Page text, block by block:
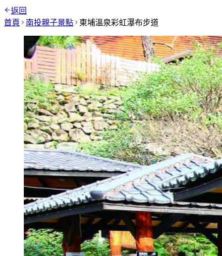
返回
首頁
南投親子景點 東埔溫泉彩虹瀑布步道